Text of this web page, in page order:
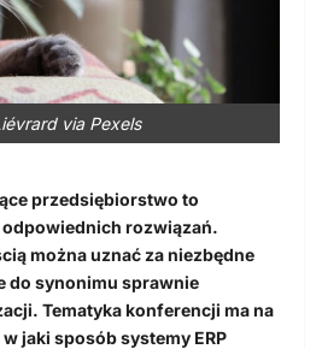
via Pexels
przedsiębiorstwo to
rozwiązań.
można uznać za niezbędne
do synonimu sprawnie
Tematyka konferencji ma na
jaki sposób systemy ERP